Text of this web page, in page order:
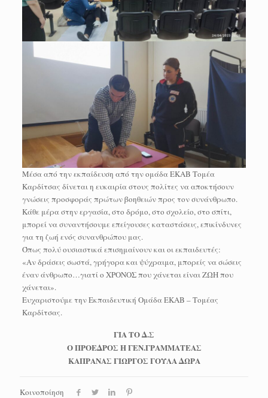
Μέσα από την εκπαίδευση από την ομάδα ΕΚΑΒ Τομέα
Καρδίτσας δίνεται η ευκαιρία στους πολίτες να αποκτήσουν
γνώσεις προσφοράς πρώτων βοηθειών προς τον συνάνθρωπο.
Κάθε μέρα στην εργασία, στο δρόμο, στο σχολείο, στο σπίτι,
μπορεί να συναντήσουμε επείγουσες καταστάσεις, επικίνδυνες
για τη ζωή ενός συνανθρώπου μας.
Όπως πολύ ουσιαστικά επισημαίνουν και οι εκπαιδευτές:
«Αν δράσεις σωστά, γρήγορα και ψύχραιμα, μπορείς να σώσεις
έναν άνθρωπο…γιατί ο ΧΡΟΝΟΣ που χάνεται είναι ΖΩΗ που
χάνεται».
Ευχαριστούμε την Εκπαιδευτική Ομάδα ΕΚΑΒ – Τομέας
Καρδίτσας.
ΓΙΑ ΤΟ Δ.Σ
Ο ΠΡΟΕΔΡΟΣ Η ΓΕΝ.ΓΡΑΜΜΑΤΕΑΣ
ΚΑΠΡΑΝΑΣ ΓΙΩΡΓΟΣ ΓΟΥΛΑ ΔΩΡΑ
Κοινοποίηση